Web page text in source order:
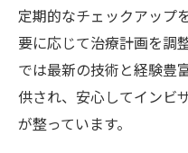
定期的なチェックアップ
要に応じて治療計画を調
では最新の技術と経験豊
供され、安心してインビ
が整っています。